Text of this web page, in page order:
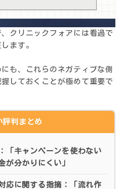
クリニックフォアには看過で
ます。
も、これらのネガティブな側
しておくことが極めて重要で
評判まとめ
「キャンペーンを使わない
が分かりにくい」
応に関する指摘：「流れ作